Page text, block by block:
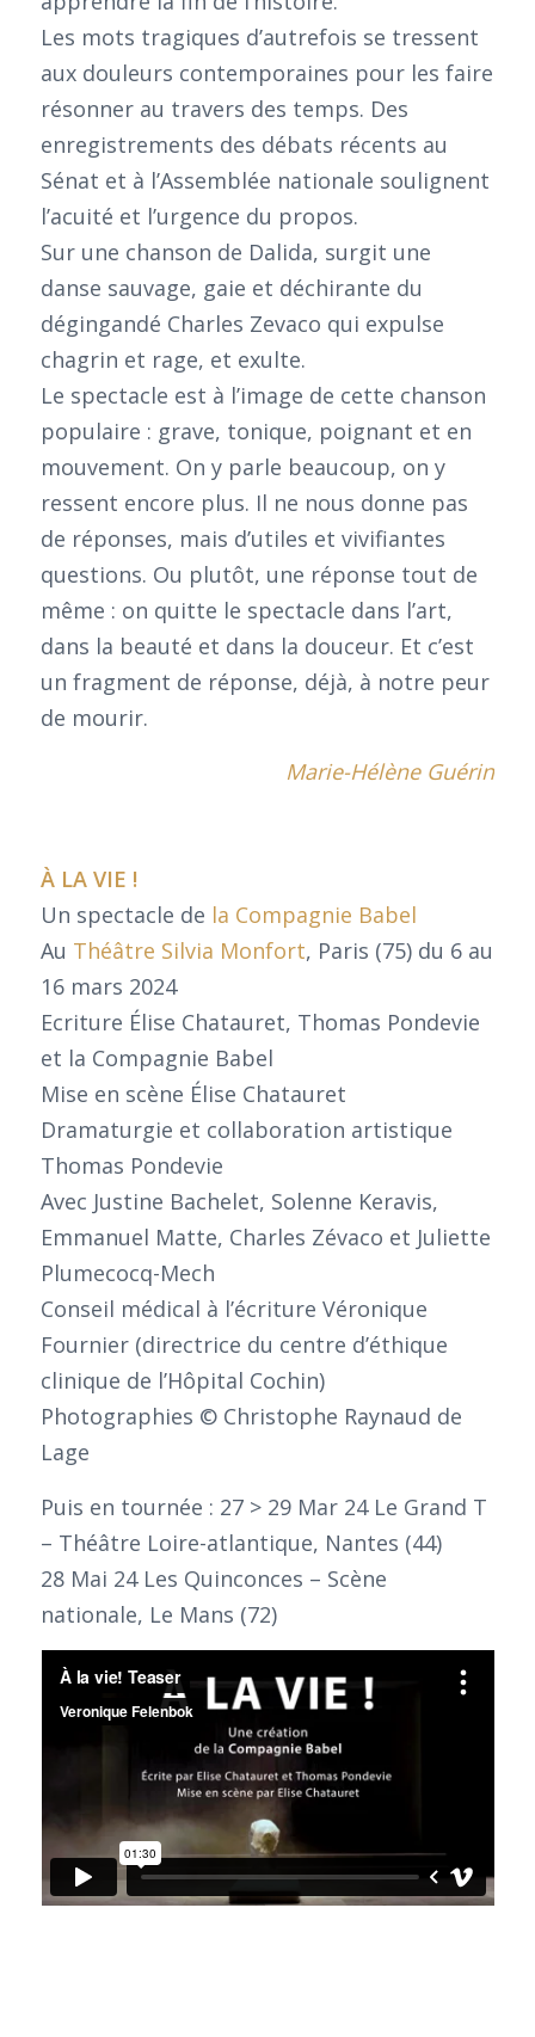
Les mots tragiques d’autrefois se tressent
aux douleurs contemporaines pour les faire
résonner au travers des temps. Des
enregistrements des débats récents au
Sénat et à l’Assemblée nationale soulignent
l’acuité et l’urgence du propos.
Sur une chanson de Dalida, surgit une
danse sauvage, gaie et déchirante du
dégingandé Charles Zevaco qui expulse
chagrin et rage, et exulte.
Le spectacle est à l’image de cette chanson
populaire : grave, tonique, poignant et en
mouvement. On y parle beaucoup, on y
ressent encore plus. Il ne nous donne pas
de réponses, mais d’utiles et vivifiantes
questions. Ou plutôt, une réponse tout de
même : on quitte le spectacle dans l’art,
dans la beauté et dans la douceur. Et c’est
un fragment de réponse, déjà, à notre peur
de mourir.
Marie-Hélène Guérin
À LA VIE !
Un spectacle de la Compagnie Babel
Au Théâtre Silvia Monfort, Paris (75) du 6 au
16 mars 2024
Ecriture Élise Chatauret, Thomas Pondevie
et la Compagnie Babel
Mise en scène Élise Chatauret
Dramaturgie et collaboration artistique
Thomas Pondevie
Avec Justine Bachelet, Solenne Keravis,
Emmanuel Matte, Charles Zévaco et Juliette
Plumecocq-Mech
Conseil médical à l’écriture Véronique
Fournier (directrice du centre d’éthique
clinique de l’Hôpital Cochin)
Photographies © Christophe Raynaud de
Lage
Puis en tournée : 27 > 29 Mar 24 Le Grand T
– Théâtre Loire-atlantique, Nantes (44)
28 Mai 24 Les Quinconces – Scène
nationale, Le Mans (72)